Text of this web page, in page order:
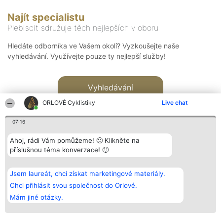
ORLOVÉ Cyklistiky Live chat
07:16
Ahoj, rádi Vám pomůžeme! 🙂 Klikněte na
příslušnou téma konverzace! 🙂
Jsem laureát, chci získat marketingové materiály.
Chci přihlásit svou společnost do Orlové.
Mám jiné otázky.
Najít specialistu
Plebiscit sdružuje těch nejlepších v oboru
Hledáte odborníka ve Vašem okolí? Vyzkoušejte naše
vyhledávání. Využívejte pouze ty nejlepší služby!
Vyhledávání
Bright Side Solutions sp. z o.
o. sp. k.
ul. Ruska 22
Wrocław 50-079
KRS 0000749100 | Regon
381313360 | NIP 8943132676
Vítězové
Seznam všech
laureátů
Zásady
Zásady
Kontakt